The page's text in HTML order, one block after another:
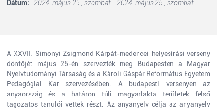
Dátum:
2024. május 25., szombat - 2024. május 25., szombat
A XXVII. Simonyi Zsigmond Kárpát-medencei helyesírási verseny
döntőjét május 25-én szervezték meg Budapesten a Magyar
Nyelvtudományi Társaság és a Károli Gáspár Református Egyetem
Pedagógiai Kar szervezésében. A budapesti versenyen az
anyaország és a határon túli magyarlakta területek felső
tagozatos tanulói vettek részt. Az anyanyelv célja az anyanyelv